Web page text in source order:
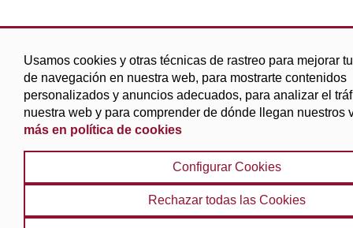
Usamos cookies y otras técnicas de rastreo para mejorar
de navegación en nuestra web, para mostrarte contenidos
personalizados y anuncios adecuados, para analizar el
nuestra web y para comprender de dónde llegan nuestros
más en política de cookies
Configurar Cookies
Rechazar todas las Cookies